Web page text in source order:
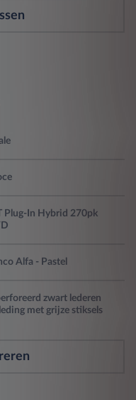
Plug-In Hybrid 270pk
Alfa - Pastel
zwart lederen
met grijze stiksels